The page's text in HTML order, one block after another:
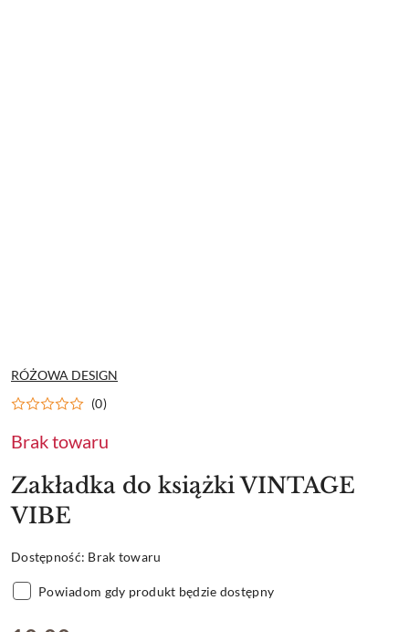
NAZWA
PRODUCENTA:
RÓŻOWA DESIGN
(0)
Brak towaru
Zakładka do książki VINTAGE
VIBE
Dostępność: Brak towaru
Powiadom gdy produkt będzie dostępny